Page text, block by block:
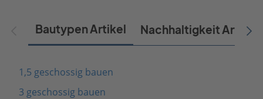
Bautypen Artikel Nachhaltigkeit Artikel
1,5 geschossig bauen
3 geschossig bauen